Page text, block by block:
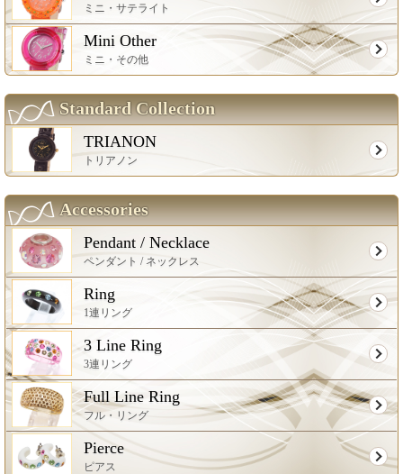
ミニ・サテライト
Mini Other
ミニ・その他
Standard Collection
TRIANON
トリアノン
Accessories
Pendant / Necklace
ペンダント / ネックレス
Ring
1連リング
3 Line Ring
3連リング
Full Line Ring
フル・リング
Pierce
ピアス